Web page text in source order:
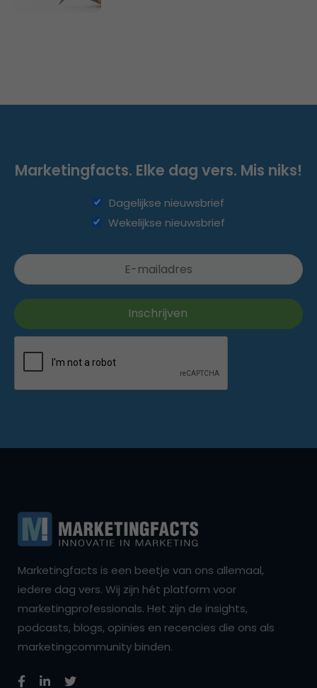
Marketingfacts. Elke dag vers. Mis niks!
Dagelijkse nieuwsbrief
Wekelijkse nieuwsbrief
Marketingfacts is een beetje van ons allemaal,
iedere dag vers. Wij zijn hét platform voor
marketingprofessionals. Het zijn de insights,
podcasts, blogs, opinies en recencies die ons als
marketingcommunity binden.